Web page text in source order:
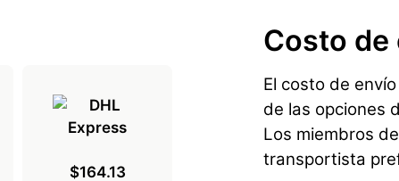
Costo de
El costo de
de las opciones
Los miembros
transportista
$164.13